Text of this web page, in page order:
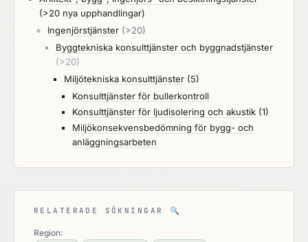
(>20 nya upphandlingar)
Ingenjörstjänster (>20)
Byggtekniska konsulttjänster och byggnadstjänster
(>20)
Miljötekniska konsulttjänster (5)
Konsulttjänster för bullerkontroll
Konsulttjänster för ljudisolering och akustik (1)
Miljökonsekvensbedömning för bygg- och
anläggningsarbeten
RELATERADE SÖKNINGAR 🔍
Region: